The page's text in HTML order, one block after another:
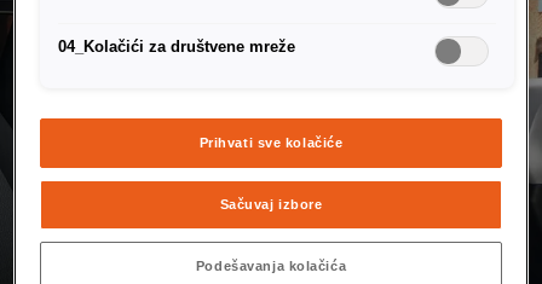
04_Kolačići za društvene mreže
Prihvati sve kolačiće
Sačuvaj izbore
Podešavanja kolačića